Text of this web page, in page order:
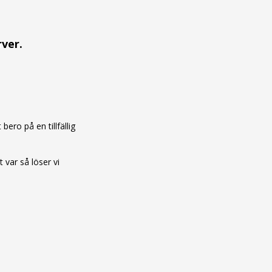
på en tillfällig
var så löser vi